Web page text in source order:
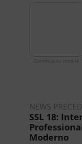
NEWS
SSL 18:
Moderno